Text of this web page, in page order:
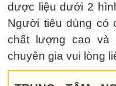
dược liệu dưới 2
Người tiêu dùng có
chất lượng cao
chuyên gia vui lòng